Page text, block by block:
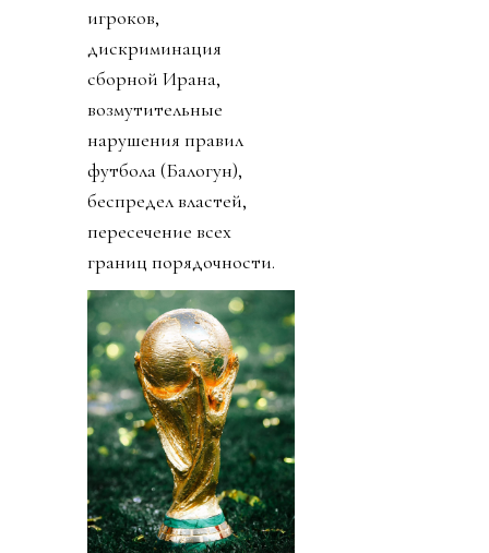
игроков,
дискриминация
сборной Ирана,
возмутительные
нарушения правил
футбола (Балогун),
беспредел властей,
пересечение всех
границ порядочности.